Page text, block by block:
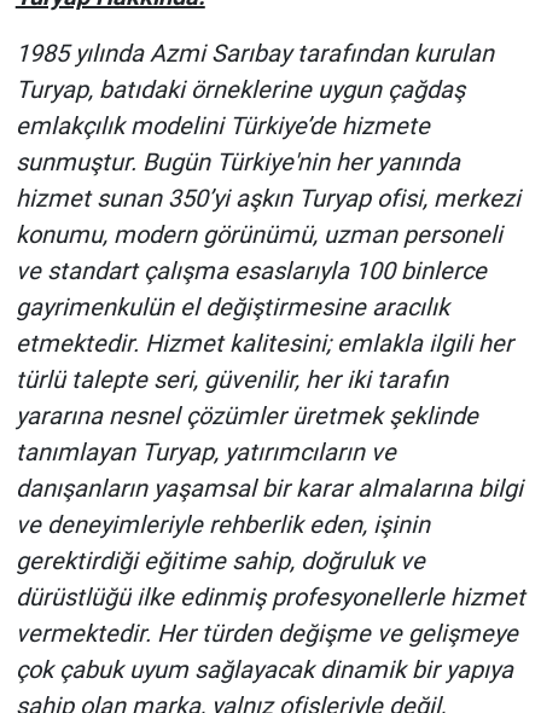
1985 yılında Azmi Sarıbay tarafından kurulan
Turyap, batıdaki örneklerine uygun çağdaş
emlakçılık modelini Türkiye’de hizmete
sunmuştur. Bugün Türkiye'nin her yanında
hizmet sunan 350’yi aşkın Turyap ofisi, merkezi
konumu, modern görünümü, uzman personeli
ve standart çalışma esaslarıyla 100 binlerce
gayrimenkulün el değiştirmesine aracılık
etmektedir. Hizmet kalitesini; emlakla ilgili her
türlü talepte seri, güvenilir, her iki tarafın
yararına nesnel çözümler üretmek şeklinde
tanımlayan ​Turyap, yatırımcıların ve
danışanların yaşamsal bir karar almalarına bilgi
ve deneyimleriyle rehberlik eden, işinin
gerektirdiği eğitime sahip, doğruluk ve
dürüstlüğü ilke edinmiş profesyonellerle hizmet
vermektedir. Her türden değişme ve gelişmeye
çok çabuk uyum sağlayacak dinamik bir yapıya
sahip olan marka, yalnız ofisleriyle değil,